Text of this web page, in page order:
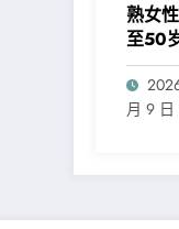
熟女
至50
何做？
月 9 日